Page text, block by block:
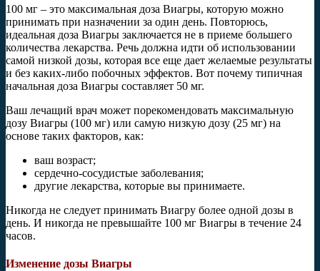
100 мг – это максимальная доза Виагры, которую можно
принимать при назначении за один день. Повторюсь,
идеальная доза Виагры заключается не в приеме большего
количества лекарства. Речь должна идти об использовании
самой низкой дозы, которая все еще дает желаемые результаты
и без каких-либо побочных эффектов. Вот почему типичная
начальная доза Виагры составляет 50 мг.
Ваш лечащий врач может порекомендовать максимальную
дозу Виагры (100 мг) или самую низкую дозу (25 мг) на
основе таких факторов, как:
ваш возраст;
сердечно-сосудистые заболевания;
другие лекарства, которые вы принимаете.
Никогда не следует принимать Виагру более одной дозы в
день. И никогда не превышайте 100 мг Виагры в течение 24
часов.
Изменение дозы Виагры